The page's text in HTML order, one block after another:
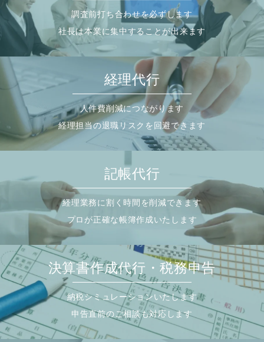
調査前打ち合わせを必ずします
社長は本業に集中することが出来ます
経理代行
人件費削減につながります
経理担当の退職リスクを回避できます
記帳代行
経理業務に割く時間を削減できます
プロが正確な帳簿作成いたします
決算書作成代行・税務申告
納税シミュレーションいたします
申告直前のご相談も対応します